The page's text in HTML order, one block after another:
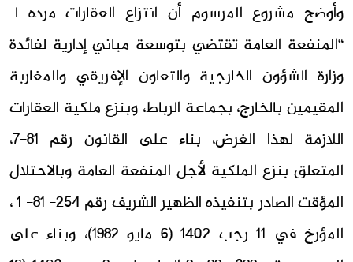
وأوضح مشروع المرسوم أن انتزاع العقارات مرده لـ
“المنفعة العامة تقتضي بتوسعة مباني إدارية لفائدة
وزارة الشؤون الخارجية والتعاون الإفريقي والمغاربة
المقيمين بالخارج، بجماعة الرباط، وبنزع ملكية العقارات
اللازمة لهذا الغرض، بناء على القانون رقم 81-7،
المتعلق بنزع الملكية لأجل المنفعة العامة وبالاحتلال
المؤقت الصادر بتنفيذه الظهير الشريف رقم 254- 81- 1 ،
المؤرخ في 11 رجب 1402 (6 مايو 1982)، وبناء على